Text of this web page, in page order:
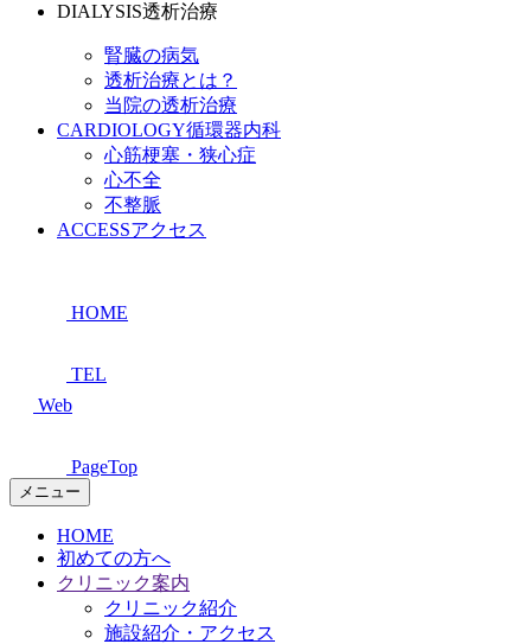
DIALYSIS透析治療
腎臓の病気
透析治療とは？
当院の透析治療
CARDIOLOGY循環器内科
心筋梗塞・狭心症
心不全
不整脈
ACCESSアクセス
HOME
TEL
Web
PageTop
メニュー
HOME
初めての方へ
クリニック案内
クリニック紹介
施設紹介・アクセス